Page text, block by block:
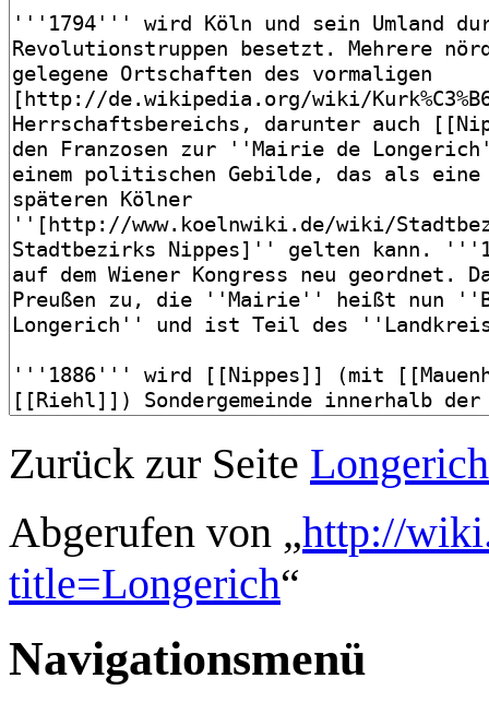
Zurück zur Seite Longerich
Abgerufen von „http://
title=Longerich“
Navigationsmenü